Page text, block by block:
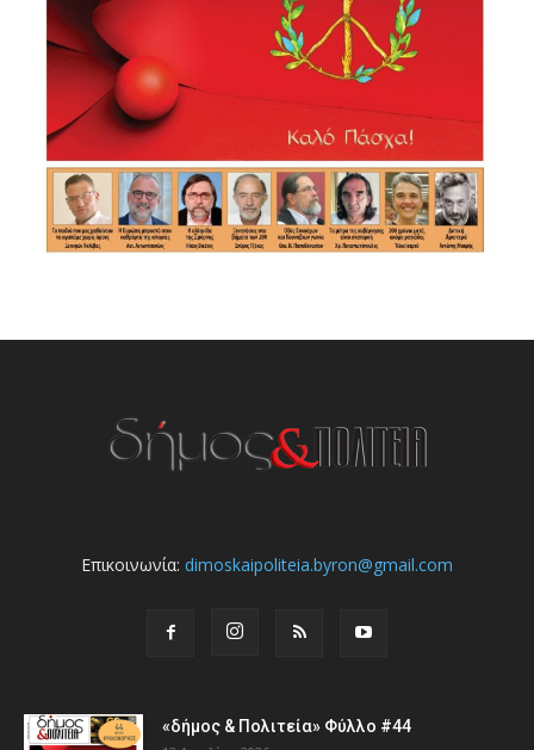
Επικοινωνία: dimoskaipoliteia.byron@gmail.com
«δήμος & Πολιτεία» Φύλλο #44